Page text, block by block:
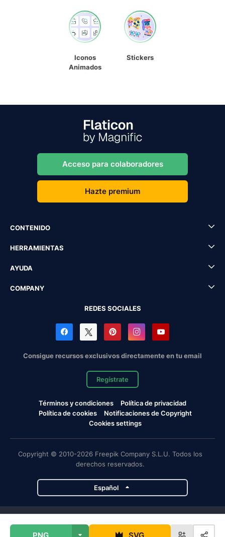
Iconos
Animados
Stickers
Acceso para colaboradores
Hazte premium
CONTENIDO
HERRAMIENTAS
AYUDA
COMPANY
REDES SOCIALES
Consigue recursos exclusivos directamente en tu email
Regístrate
Términos y condiciones
Política de privacidad
Política de cookies
Notificaciones de Copyright
Cookies settings
Copyright © 2010-2026 Freepik Company S.L.U. Todos los
derechos reservados.
Español